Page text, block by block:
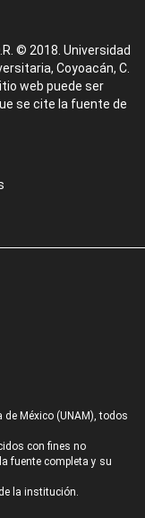
© 2018. Universidad
Coyoacán, C.
web puede ser
se cite la fuente de
México (UNAM), todos
con fines no
fuente completa y su
la institución.